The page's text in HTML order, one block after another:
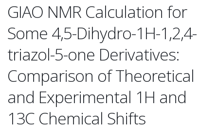
GIAO NMR Calculation for
Some 4,5-Dihydro-1H-1,2,4-
triazol-5-one Derivatives:
Comparison of Theoretical
and Experimental 1H and
13C Chemical Shifts